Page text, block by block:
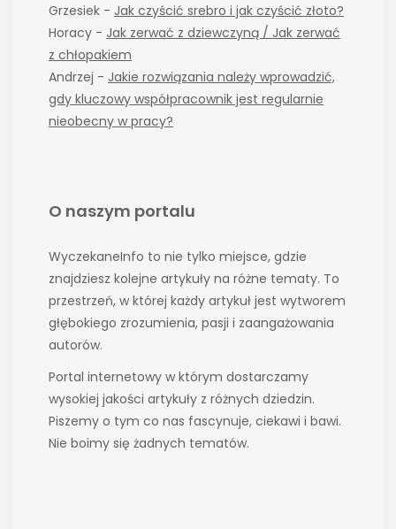
Grzesiek - Jak czyścić srebro i jak czyścić złoto?
Horacy - Jak zerwać z dziewczyną / Jak zerwać
z chłopakiem
Andrzej - Jakie rozwiązania należy wprowadzić,
gdy kluczowy współpracownik jest regularnie
nieobecny w pracy?
O naszym portalu
WyczekaneInfo to nie tylko miejsce, gdzie
znajdziesz kolejne artykuły na różne tematy. To
przestrzeń, w której każdy artykuł jest wytworem
głębokiego zrozumienia, pasji i zaangażowania
autorów.
Portal internetowy w którym dostarczamy
wysokiej jakości artykuły z różnych dziedzin.
Piszemy o tym co nas fascynuje, ciekawi i bawi.
Nie boimy się żadnych tematów.